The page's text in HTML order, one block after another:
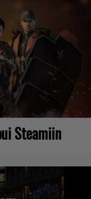
Steamiin